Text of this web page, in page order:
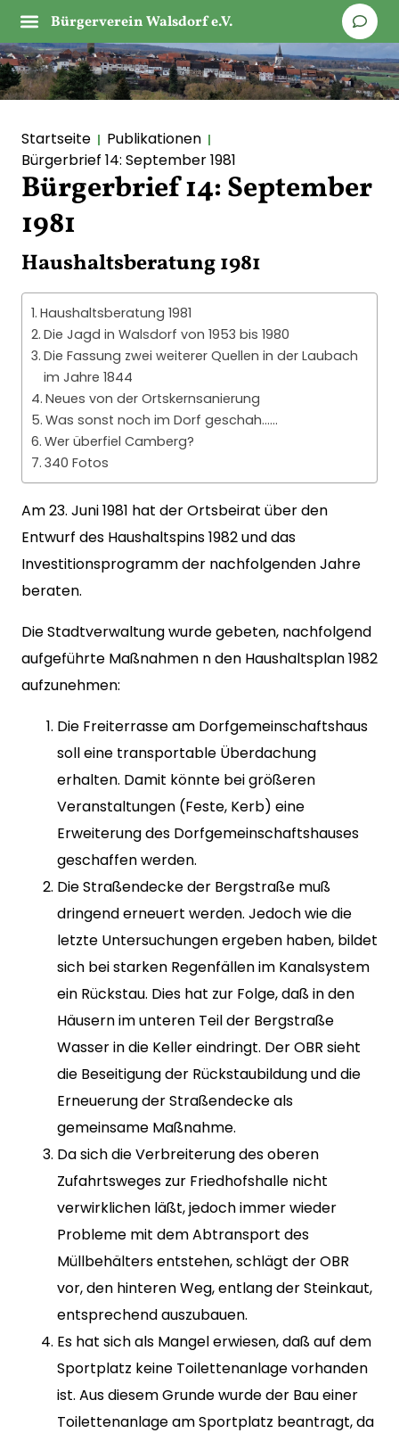
Bürgerverein Walsdorf e.V.
Startseite
Publikationen
Bürgerbrief 14: September 1981
Bürgerbrief 14: September
1981
Haushaltsberatung 1981
Haushaltsberatung 1981
Die Jagd in Walsdorf von 1953 bis 1980
Die Fassung zwei weiterer Quellen in der Laubach
im Jahre 1844
Neues von der Ortskernsanierung
Was sonst noch im Dorf geschah……
Wer überfiel Camberg?
340 Fotos
Am 23. Juni 1981 hat der Ortsbeirat über den
Entwurf des Haushaltspins 1982 und das
Investitionsprogramm der nachfolgenden Jahre
beraten.
Die Stadtverwaltung wurde gebeten, nachfolgend
aufgeführte Maßnahmen n den Haushaltsplan 1982
aufzunehmen:
Die Freiterrasse am Dorfgemeinschaftshaus
soll eine transportable Überdachung
erhalten. Damit könnte bei größeren
Veranstaltungen (Feste, Kerb) eine
Erweiterung des Dorfgemeinschaftshauses
geschaffen werden.
Die Straßendecke der Bergstraße muß
dringend erneuert werden. Jedoch wie die
letzte Untersuchungen ergeben haben, bildet
sich bei starken Regenfällen im Kanalsystem
ein Rückstau. Dies hat zur Folge, daß in den
Häusern im unteren Teil der Bergstraße
Wasser in die Keller eindringt. Der OBR sieht
die Beseitigung der Rückstaubildung und die
Erneuerung der Straßendecke als
gemeinsame Maßnahme.
Da sich die Verbreiterung des oberen
Zufahrtsweges zur Friedhofshalle nicht
verwirklichen läßt, jedoch immer wieder
Probleme mit dem Abtransport des
Müllbehälters entstehen, schlägt der OBR
vor, den hinteren Weg, entlang der Steinkaut,
entsprechend auszubauen.
Es hat sich als Mangel erwiesen, daß auf dem
Sportplatz keine Toilettenanlage vorhanden
ist. Aus diesem Grunde wurde der Bau einer
Toilettenanlage am Sportplatz beantragt, da